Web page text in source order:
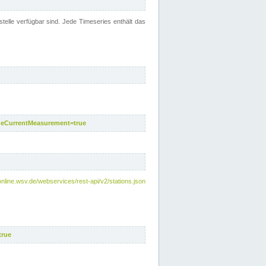
verfügbar sind. Jede Timeseries enthält das
webservices/rest-api/v2/stations.json